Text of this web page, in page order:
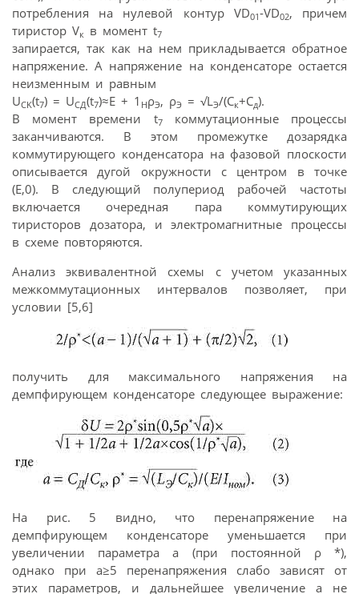
потребления на нулевой контур VD01-VD02, причем
тиристор Vк в момент t7
запирается, так как на нем прикладывается обратное
напряжение. А напряжение на конденсаторе остается
неизменным и равным
UCK(t7) = UCД(t7)≈Е + 1 HρЭ, ρЭ = √LЭ/(Ск+Сд).
В момент времени t7коммутационные процессы
заканчиваются. В этом промежутке дозарядка
коммутирующего конденсатора на фазовой плоскости
описывается дугой окружности с центром в точке
(Е,0). В следующий полупериод рабочей частоты
включается очередная пара коммутирующих
тиристоров дозатора, и электромагнитные процессы
в схеме повторяются.
Анализ эквивалентной схемы с учетом указанных
межкоммутационных интервалов позволяет, при
условии [5,6]
получить для максимального напряжения на
демпфирующем конденсаторе следующее выражение:
На рис. 5 видно, что перенапряжение на
демпфирующем конденсаторе уменьшается при
увеличении параметра а (при постоянной ρ *),
однако при а≥5 перенапряжения слабо зависят от
этих параметров, и дальнейшее увеличение а не